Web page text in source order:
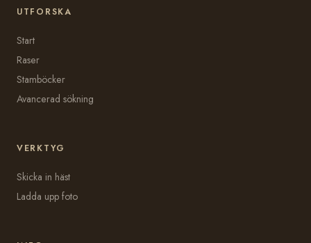
UTFORSKA
Start
Raser
Stamböcker
Avancerad sökning
VERKTYG
Skicka in häst
Ladda upp foto